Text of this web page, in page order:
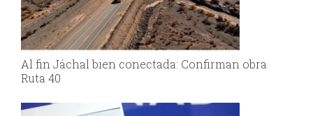
Al fin Jáchal bien conectada: Confirman obra
Ruta 40